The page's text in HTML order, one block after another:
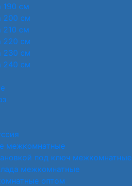
190 см
200 см
210 см
220 см
230 см
240 см
межкомнатные
под ключ межкомнатные
межкомнатные
оптом